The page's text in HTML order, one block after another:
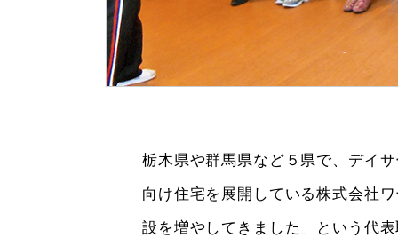
栃木県や群馬県など５県で、デイ
向け住宅を展開している株式会社
設を増やしてきました」という代